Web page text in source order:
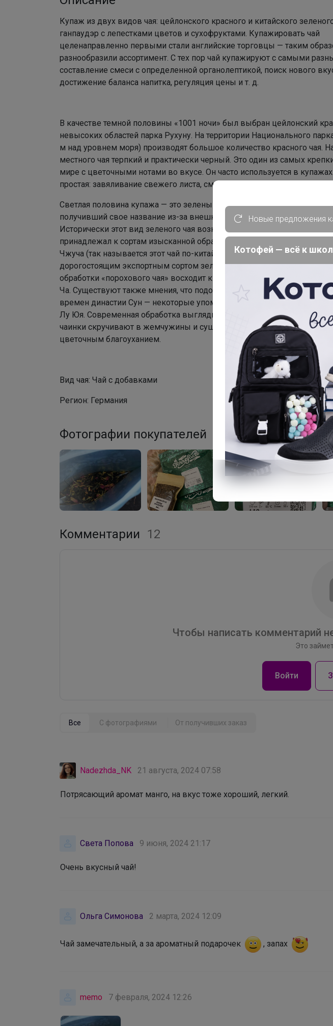
Купаж из двух видов чая: цейлонского красного и китайского
ганпаудэр с лепестками цветов и сухофруктами. Купажировать чай
целенаправленно первыми стали английские торговцы — таким
разнообразили ассортимент. С тех пор чай купажируют с самыми
составление смеси с определенной органолептикой, поиск нового
достижение баланса напитка, регуляция цены и т. д.
В качестве темной половины «1001 ночи» был выбран цейлонский
невысоких областей парка Рухуну. На территории Национального
м над уровнем моря) производят большое количество красного чая.
местного чая терпкий и практически черный. Это один из самых
мире с цветочными нотами во вкусе. Он часто используется в
простая: завяливание свежего листа, сминание/резка, ферментация,
Светлая половина купажа — это зеленый чай из Китая. Ганпаудэр —
получивший свое название из-за внешнего вида: чаинки похожи на
Исторически этот вид зеленого чая возник в китайской провинции
принадлежал к сортам изысканной обработки. В середине XVIII века
Чжуча (так называется этот чай по-китайски — «Жемчужный чай из
дорогостоящим экспортным сортом зеленого чая. Современная
обработки «порохового чая» восходит к обработке описанного в
Ча. Существуют также мнения, что подобный чай производили в
времен династии Сун — некоторые упоминания об этом находят в
Лу Юя. Современная обработка выглядит так: сначала прожаривают,
чаинки скручивают в жемчужины и сушат. Чай получается ароматный,
цветочным благоуханием.
Вид чая: Чай с добавками
Регион: Германия
Фотографии покупателей
Комментарии 12
Чтобы написать комментарий
Это
Войти
Все С фотографиями От получивших заказ
Nadezhda_NK 21 августа, 2024 07:58
Потрясающий аромат манго, на вкус тоже хороший, легкий.
Света Попова 9 июня, 2024 21:17
Очень вкусный чай!
Ольга Симонова 2 марта, 2024 12:09
Чай замечательный, а за ароматный подарочек , запах
memo 7 февраля, 2024 12:26
Новые предложения
Котофей — всё к